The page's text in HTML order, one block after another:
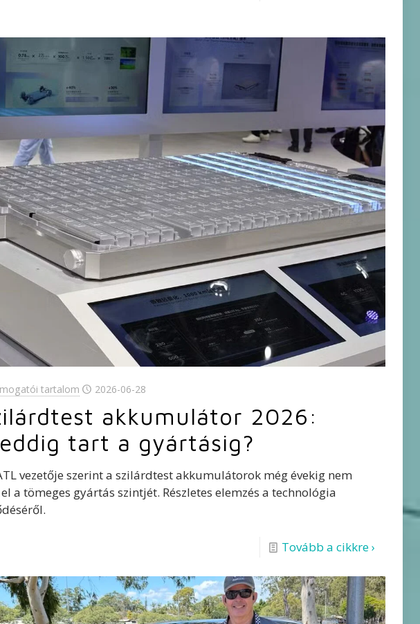
tartalom 2026-06-28
akkumulátor 2026:
tart a gyártásig?
vezetője szerint a szilárdtest akkumulátorok még évekig nem
a tömeges gyártás szintjét. Részletes elemzés a technológia
Tovább a cikkre ›